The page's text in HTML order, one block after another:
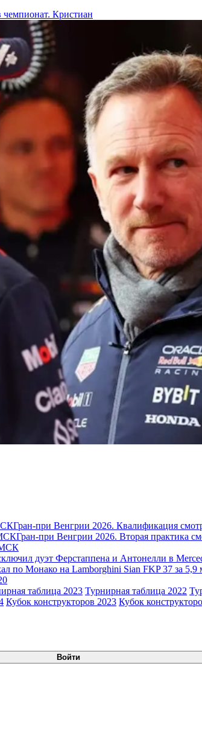
Кристиан
Гран-при Венгрии 2026. Квалификация
Гран-при Венгрии 2026. Вторая практика
МСК
дуэт Ферстаппена и Антонелли в
по Монако на Lamborghini Sian FKP 37 за 5,9
таблица 2023 Турнирная таблица 2022
Кубок конструкторов 2023 Кубок
Войти